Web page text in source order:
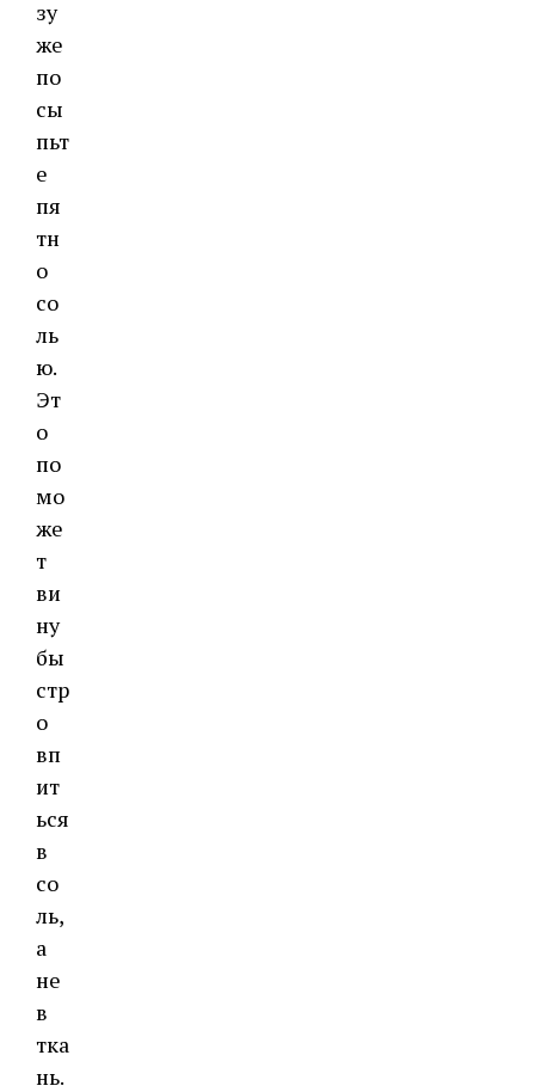
зу
же
по
сы
пьт
е
пя
тн
о
со
ль
ю.
Эт
о
по
мо
же
т
ви
ну
бы
стр
о
вп
ит
ься
в
со
ль,
а
не
в
тка
нь.